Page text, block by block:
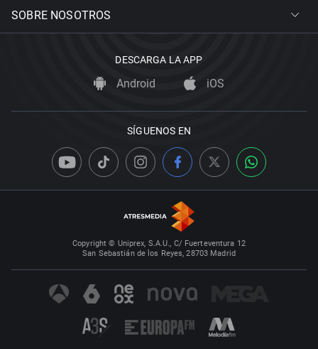
SOBRE NOSOTROS
DESCARGA LA APP
Android iOS
SÍGUENOS EN
Copyright © Uniprex, S.A.U., C/ Fuerteventura 12
San Sebastián de los Reyes, 28703 Madrid